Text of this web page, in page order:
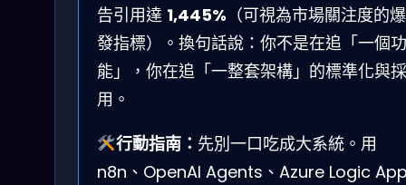
告引用達 1,445% （可視為市場關注度的爆
發指標）。換句話說：你不是在追「一個功
能」，你在追「一整套架構」的標準化與採
用。
行動指南： 先別一口吃成大系統。用
n8n、OpenAI Agents、Azure Logic